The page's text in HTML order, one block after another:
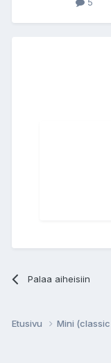
Palaa aiheisiin
Etusivu Mini